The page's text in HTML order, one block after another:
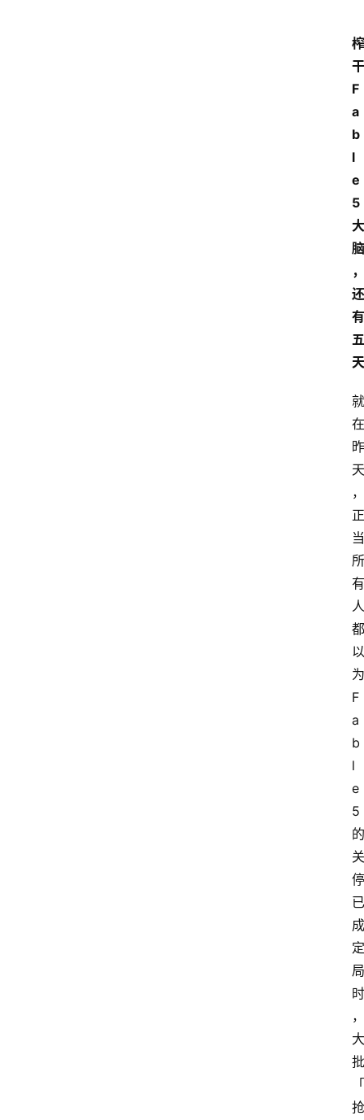
榨
干
F
a
b
l
e
5
大
脑
，
还
有
五
天
就
在
昨
天
，
正
当
所
有
人
都
以
为
F
a
b
l
e
5
的
关
停
已
成
定
局
时
，
大
批
「
抢